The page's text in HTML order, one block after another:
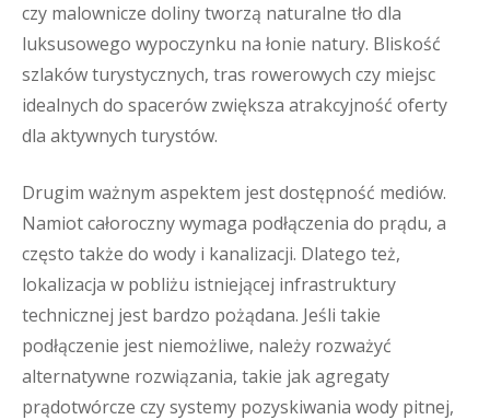
czy malownicze doliny tworzą naturalne tło dla
luksusowego wypoczynku na łonie natury. Bliskość
szlaków turystycznych, tras rowerowych czy miejsc
idealnych do spacerów zwiększa atrakcyjność oferty
dla aktywnych turystów.
Drugim ważnym aspektem jest dostępność mediów.
Namiot całoroczny wymaga podłączenia do prądu, a
często także do wody i kanalizacji. Dlatego też,
lokalizacja w pobliżu istniejącej infrastruktury
technicznej jest bardzo pożądana. Jeśli takie
podłączenie jest niemożliwe, należy rozważyć
alternatywne rozwiązania, takie jak agregaty
prądotwórcze czy systemy pozyskiwania wody pitnej,